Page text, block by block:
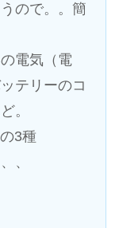
ので。。簡
電気（電
テリーのコ
。
3種
、